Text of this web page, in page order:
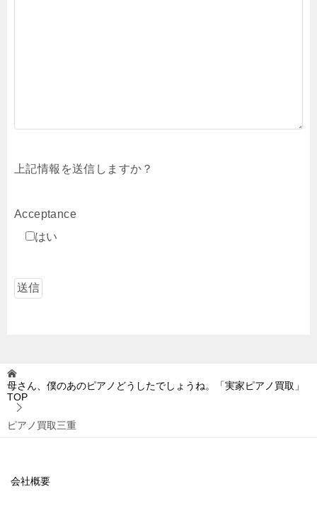
上記情報を送信しますか？
Acceptance
はい
母さん、僕のあのピアノどうしたでしょうね。「実家ピアノ買取」
TOP
ピアノ買取三重
会社概要